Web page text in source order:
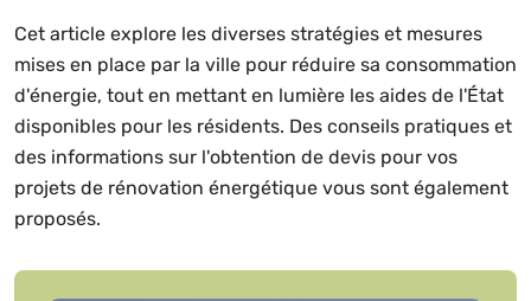
Cet article explore les diverses stratégies et mesures
mises en place par la ville pour réduire sa consommation
d'énergie, tout en mettant en lumière les aides de l'État
disponibles pour les résidents. Des conseils pratiques et
des informations sur l'obtention de devis pour vos
projets de rénovation énergétique vous sont également
proposés.